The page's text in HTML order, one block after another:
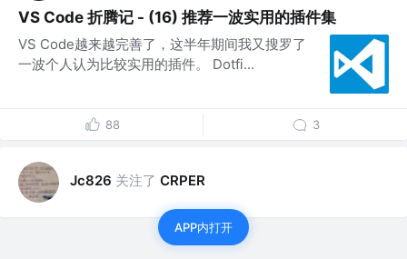
VS Code 折腾记 - (16) 推荐一波实用的插件集
VS Code越来越完善了，这半年期间我又搜罗了
一波个人认为比较实用的插件。 Dotfi...
88 3
Jc826 关注了 CRPER
APP内打开